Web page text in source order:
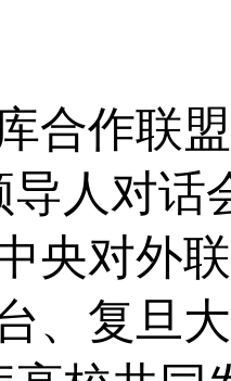
合作联
导人对话
央对外
、复旦